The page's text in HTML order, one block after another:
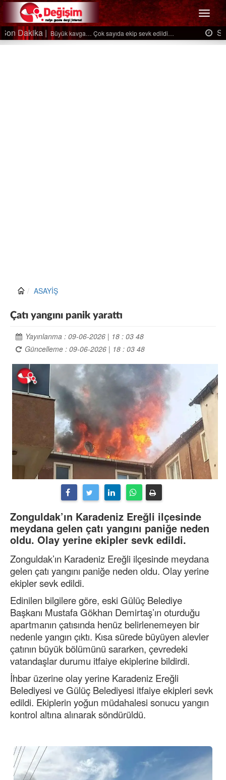
Menü
Son Dakika |Ağaçtan düştü…
ASAYİŞ
Çatı yangını panik yarattı
Yayınlanma : 09-06-2026 | 18 : 03 48
Güncelleme : 09-06-2026 | 18 : 03 48
Zonguldak’ın Karadeniz Ereğli ilçesinde
meydana gelen çatı yangını paniğe neden
oldu. Olay yerine ekipler sevk edildi.
Zonguldak’ın Karadeniz Ereğli ilçesinde meydana
gelen çatı yangını paniğe neden oldu. Olay yerine
ekipler sevk edildi.
Edinilen bilgilere göre, eski Gülüç Belediye
Başkanı Mustafa Gökhan Demirtaş’ın oturduğu
apartmanın çatısında henüz belirlenemeyen bir
nedenle yangın çıktı. Kısa sürede büyüyen alevler
çatının büyük bölümünü sararken, çevredeki
vatandaşlar durumu itfaiye ekiplerine bildirdi.
İhbar üzerine olay yerine Karadeniz Ereğli
Belediyesi ve Gülüç Belediyesi itfaiye ekipleri sevk
edildi. Ekiplerin yoğun müdahalesi sonucu yangın
kontrol altına alınarak söndürüldü.